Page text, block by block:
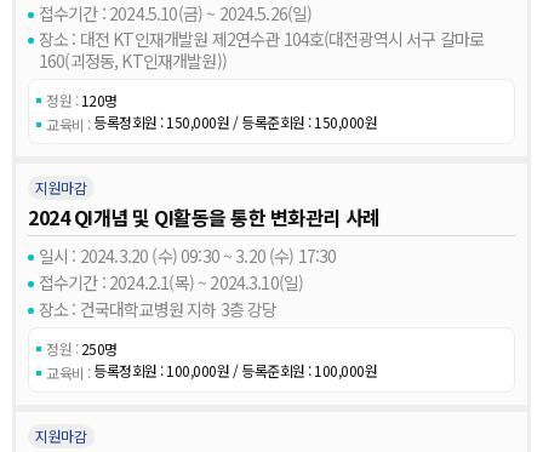
접수기간 : 2024.5.10(금) ~ 2024.5.26(일)
장소 : 대전 KT인재개발원 제2연수관 104호(대전광역시 서구 갈마로
160(괴정동, KT인재개발원))
정원 :120명
교육비 :등록정회원 : 150,000원 / 등록준회원 : 150,000원
지원마감
2024 QI개념 및 QI활동을 통한 변화관리 사례
일시 : 2024.3.20 (수) 09:30 ~ 3.20 (수) 17:30
접수기간 : 2024.2.1(목) ~ 2024.3.10(일)
장소 : 건국대학교병원 지하 3층 강당
정원 :250명
교육비 :등록정회원 : 100,000원 / 등록준회원 : 100,000원
지원마감